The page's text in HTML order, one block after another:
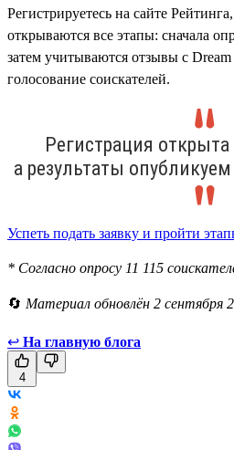
Регистрируетесь на сайте
открываются все этапы: сначала
затем учитываются отзывы с
голосование соискателей.
Регистрация
а результаты
Успеть подать заявку и пройти
* Согласно опросу 11 115
🔄 Материал обновлён 2 сентября
↩ На главную блога
4